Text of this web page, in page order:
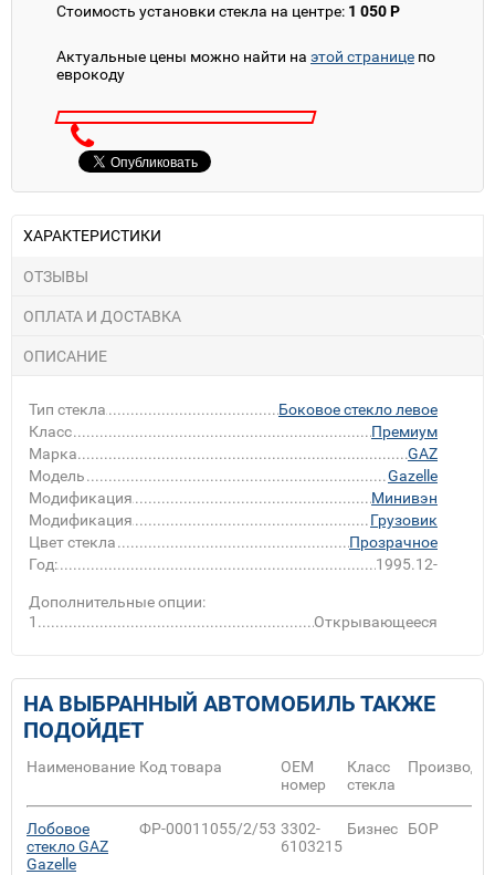
Стоимость установки стекла на центре: 1 050 Р
Актуальные цены можно найти на этой странице по
еврокоду
ХАРАКТЕРИСТИКИ
ОТЗЫВЫ
ОПЛАТА И ДОСТАВКА
ОПИСАНИЕ
Тип стекла
Боковое стекло левое
Класс
Премиум
Марка
GAZ
Модель
Gazelle
Модификация
Минивэн
Модификация
Грузовик
Цвет стекла
Прозрачное
Год:
1995.12-
Дополнительные опции:
1
Открывающееся
НА ВЫБРАННЫЙ АВТОМОБИЛЬ ТАКЖЕ
ПОДОЙДЕТ
Наименование Код товара
ОЕМ
номер
Класс
стекла
Лобовое
стекло GAZ
Gazelle
ФР-00011055/2/53 3302-
6103215
Бизнес БОР